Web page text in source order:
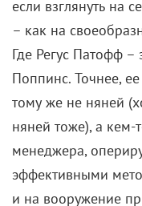
если взглянуть на
– как на
Где Регус Патофф –
Поппинс. Точнее,
тому же не няней
няней тоже), а кем-
менеджера,
эффективными
и на вооружение